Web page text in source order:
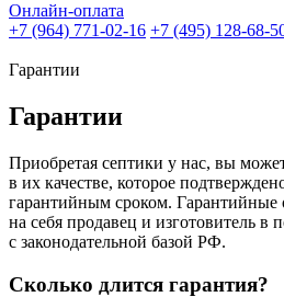
Онлайн-оплата
+7 (964) 771-02-16 +7 (495) 128-68-
Гарантии
Гарантии
Приобретая септики у нас, вы
в их качестве, которое
гарантийным сроком. Гарантийные
на себя продавец и изготовитель в
с законодательной базой РФ.
Сколько длится гарантия?